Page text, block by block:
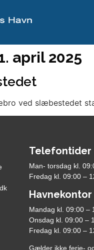
april 2025
ved slæbestedet
Telefontider
Man- torsdag kl.
Fredag kl. 09:00 –
Mandag kl. 09:00 –
Onsdag kl. 09:00 –
Fredag kl. 09:00 –
Gælder ikke ferie-